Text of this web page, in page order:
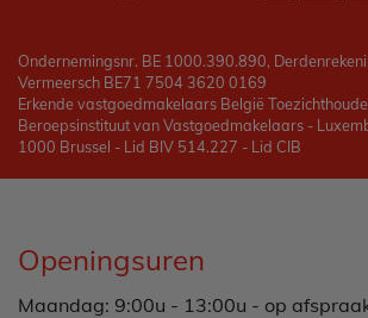
Ondernemingsnr. BE 1000.390.890,
Vermeersch BE71 7504 3620 0169
Erkende vastgoedmakelaars België
Beroepsinstituut van Vastgoedmakelaars -
1000 Brussel - Lid BIV 514.227 - Lid CIB
Openingsuren
Maandag: 9:00u - 13:00u - op